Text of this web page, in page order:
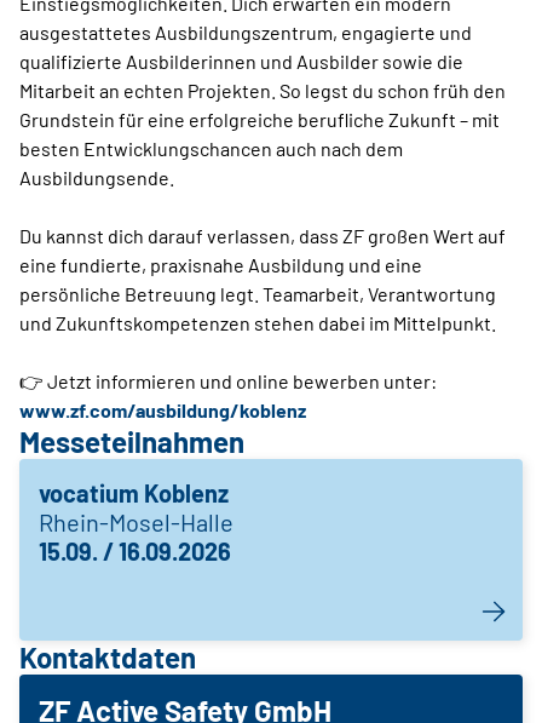
ausgestattetes Ausbildungszentrum, engagierte und
qualifizierte Ausbilderinnen und Ausbilder sowie die
Mitarbeit an echten Projekten. So legst du schon früh den
Grundstein für eine erfolgreiche berufliche Zukunft – mit
besten Entwicklungschancen auch nach dem
Ausbildungsende.
Du kannst dich darauf verlassen, dass ZF großen Wert auf
eine fundierte, praxisnahe Ausbildung und eine
persönliche Betreuung legt. Teamarbeit, Verantwortung
und Zukunftskompetenzen stehen dabei im Mittelpunkt.
👉 Jetzt informieren und online bewerben unter:
www.zf.com/ausbildung/koblenz
Messeteilnahmen
vocatium Koblenz
Rhein-Mosel-Halle
15.09. / 16.09.2026
Kontaktdaten
ZF Active Safety GmbH